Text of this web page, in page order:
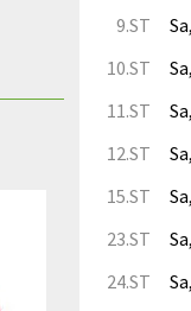
9.ST
10.ST
11.ST
12.ST
15.ST
23.ST
24.ST